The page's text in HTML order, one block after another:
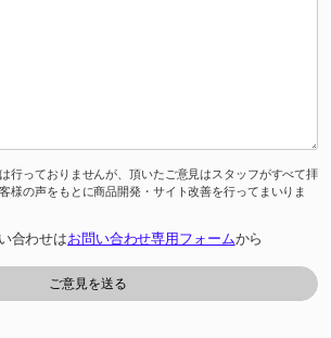
行っておりませんが、頂いたご意見はスタッフがすべて拝
様の声をもとに商品開発・サイト改善を行ってまいりま
合わせはお問い合わせ専用フォームから